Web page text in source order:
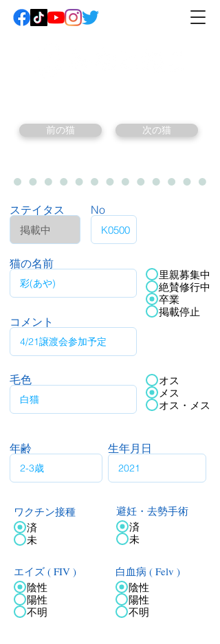
前の猫 次の猫
ステイタス No
猫の名前
コメント
里親募集中
絶賛修行中
卒業
掲載停止
毛色
オス
メス
オス・メス
年齢 生年月日
ワクチン接種
済
未
エイズ ( FIV )
陰性
陽性
不明
避妊・去勢手術
済
未
白血病 ( Felv )
陰性
陽性
不明